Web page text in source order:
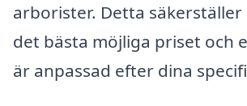
arborister. Detta
det bästa möjliga priset och
är anpassad efter dina